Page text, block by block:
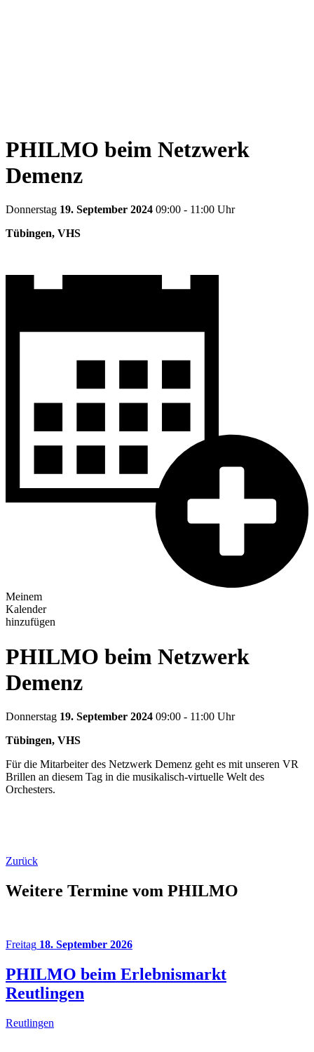
PHILMO beim Netzwerk
Demenz
Donnerstag 19. September 2024 09:00 - 11:00 Uhr
Tübingen, VHS
Meinem
Kalender
hinzufügen
PHILMO beim Netzwerk
Demenz
Donnerstag 19. September 2024 09:00 - 11:00 Uhr
Tübingen, VHS
Für die Mitarbeiter des Netzwerk Demenz geht es mit unseren VR
Brillen an diesem Tag in die musikalisch-virtuelle Welt des
Orchesters.
Zurück
Weitere Termine vom PHILMO
Freitag 18. September 2026
PHILMO beim Erlebnismarkt
Reutlingen
Reutlingen